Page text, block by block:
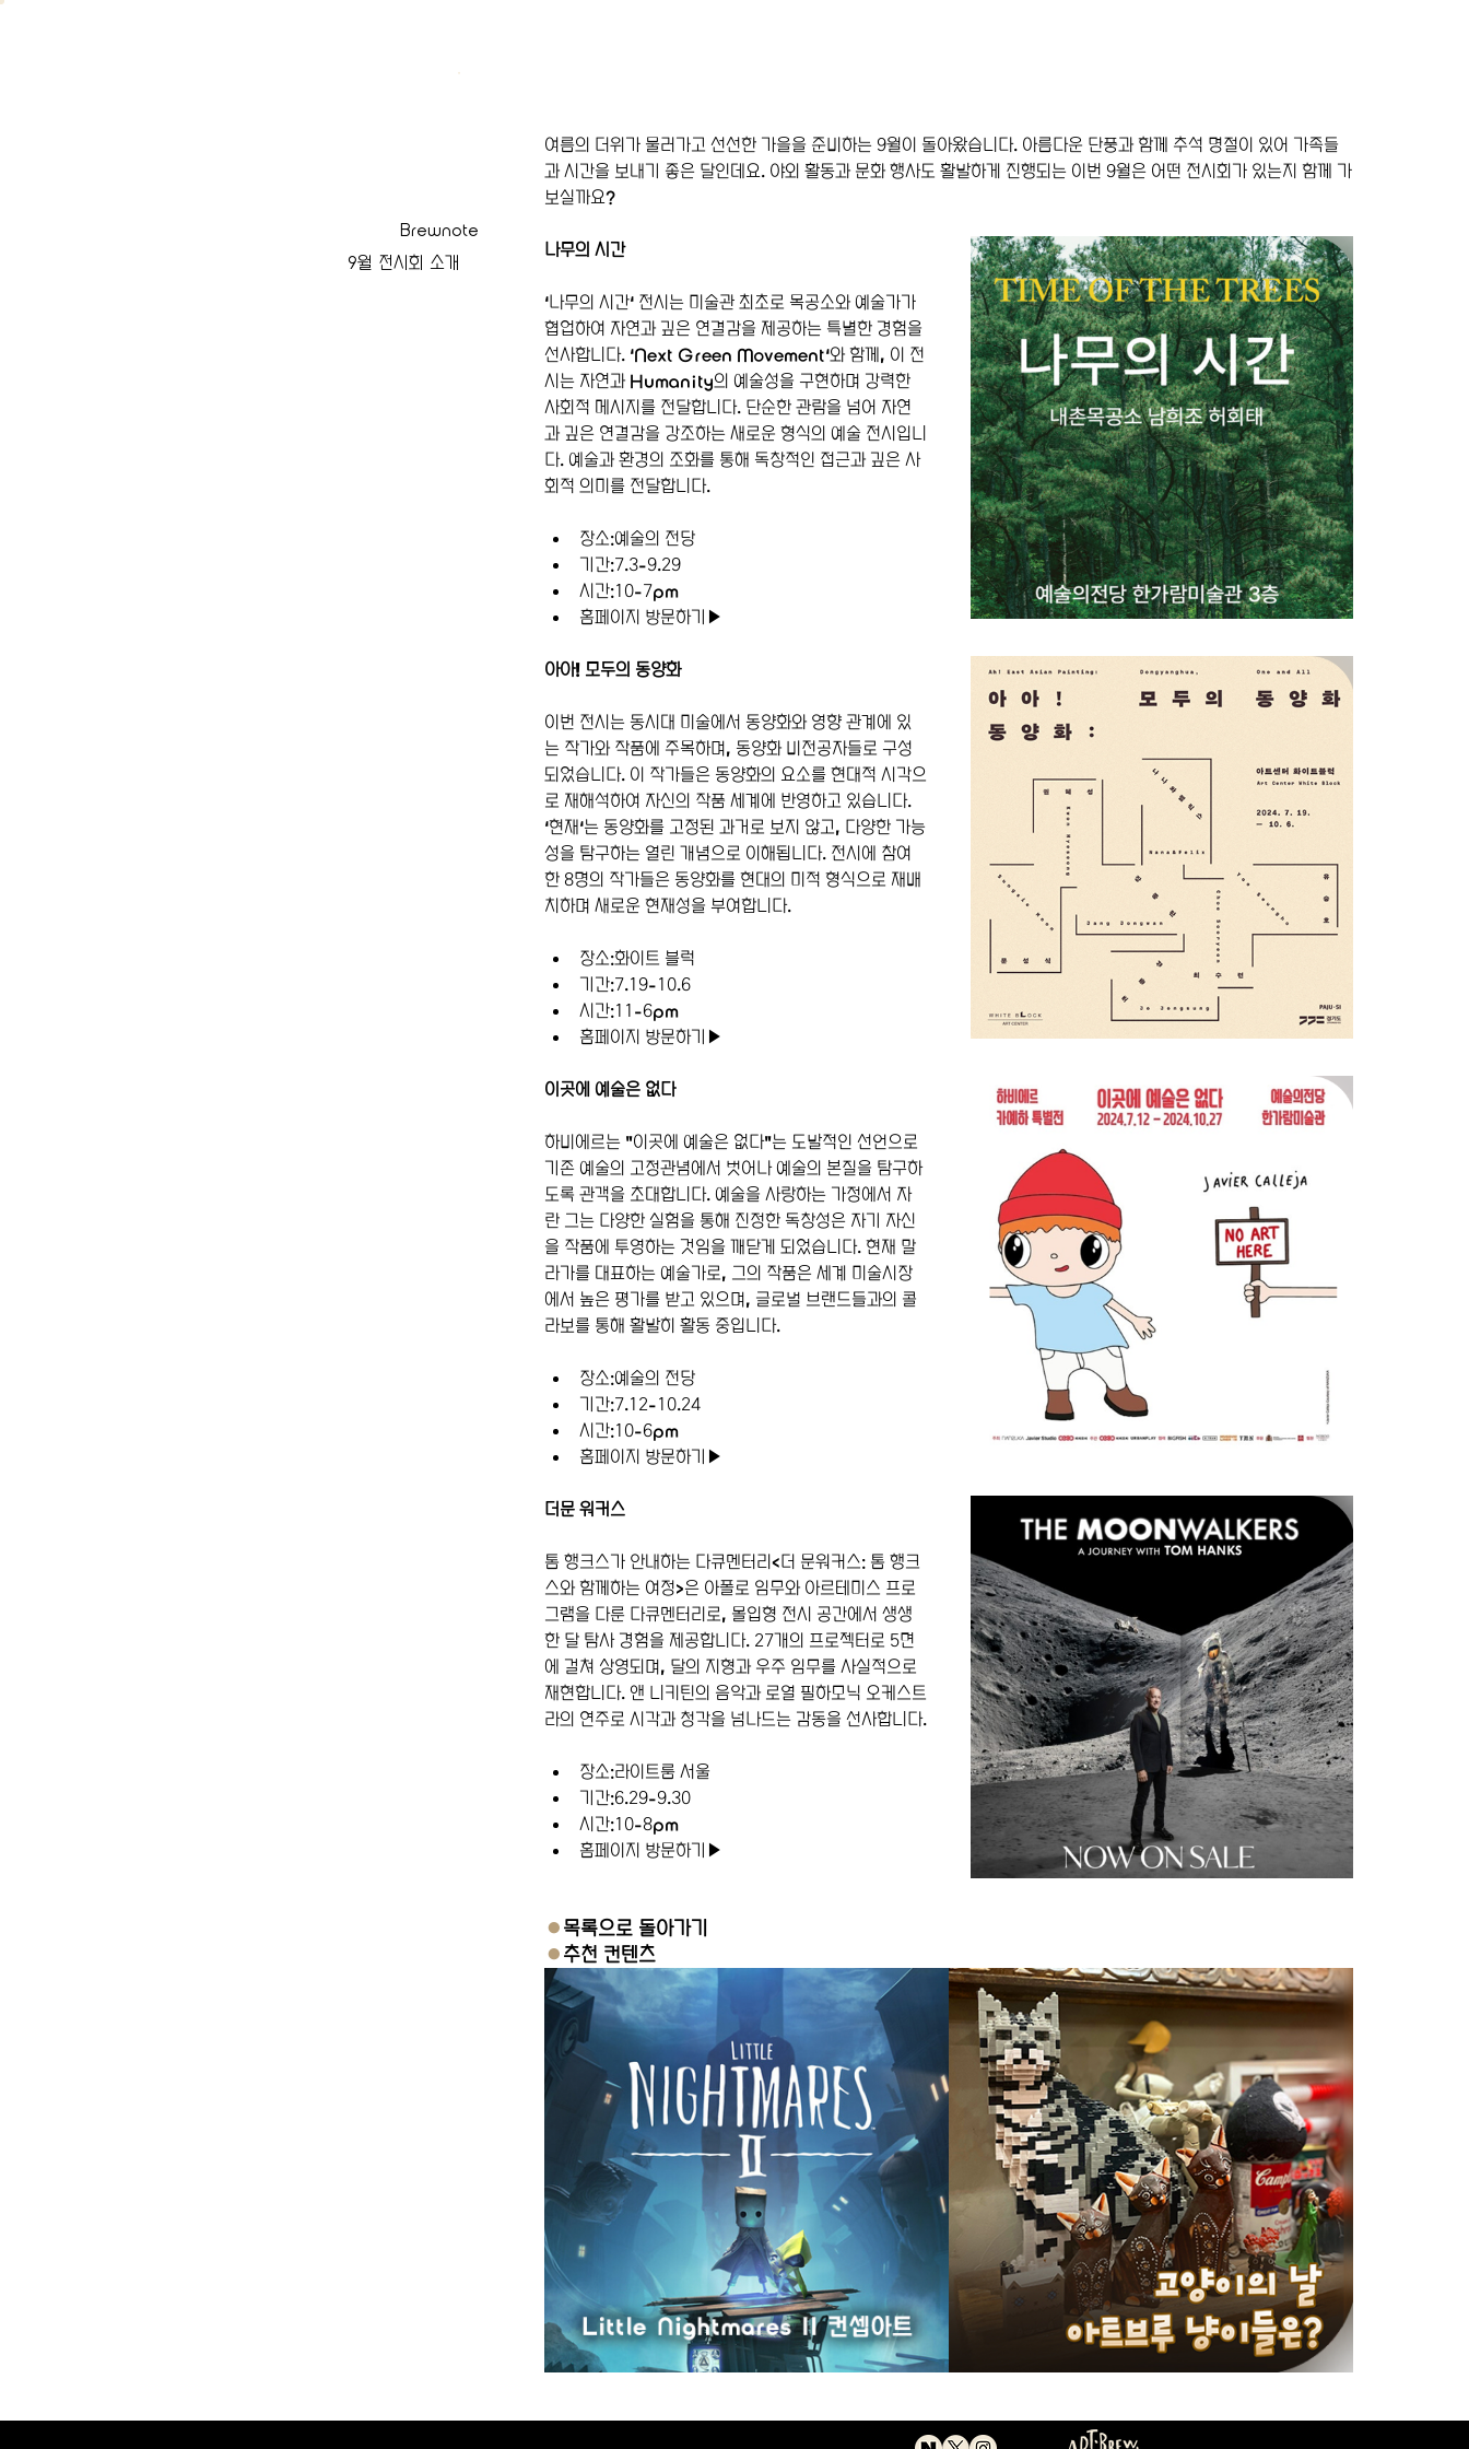
9월 전시회 소개
Brewnote
여름의 더위가 물러가고 선선한 가을을 준비하는 9월이 돌아왔습니다. 아름다운 단풍과 함께 추석 명절이 있어 가족들
과 시간을 보내기 좋은 달인데요. 야외 활동과 문화 행사도 활발하게 진행되는 이번 9월은 어떤 전시회가 있는지 함께 가
보실까요?
나무의 시간
'나무의 시간' 전시는 미술관 최초로 목공소와 예술가가
협업하여 자연과 깊은 연결감을 제공하는 특별한 경험을
선사합니다. 'Next Green Movement'와 함께, 이 전
시는 자연과 Humanity의 예술성을 구현하며 강력한
사회적 메시지를 전달합니다. 단순한 관람을 넘어 자연
과 깊은 연결감을 강조하는 새로운 형식의 예술 전시입니
다. 예술과 환경의 조화를 통해 독창적인 접근과 깊은 사
회적 의미를 전달합니다.
장소:예술의 전당
기간:7.3-9.29
시간:10-7pm
홈페이지 방문하기▶
아아! 모두의 동양화
이번 전시는 동시대 미술에서 동양화와 영향 관계에 있
는 작가와 작품에 주목하며, 동양화 비전공자들로 구성
되었습니다. 이 작가들은 동양화의 요소를 현대적 시각으
로 재해석하여 자신의 작품 세계에 반영하고 있습니다.
'현재'는 동양화를 고정된 과거로 보지 않고, 다양한 가능
성을 탐구하는 열린 개념으로 이해됩니다. 전시에 참여
한 8명의 작가들은 동양화를 현대의 미적 형식으로 재배
치하며 새로운 현재성을 부여합니다.
장소:화이트 블럭
기간:7.19-10.6
시간:11-6pm
홈페이지 방문하기▶
이곳에 예술은 없다
하비에르는 "이곳에 예술은 없다"는 도발적인 선언으로
기존 예술의 고정관념에서 벗어나 예술의 본질을 탐구하
도록 관객을 초대합니다. 예술을 사랑하는 가정에서 자
란 그는 다양한 실험을 통해 진정한 독창성은 자기 자신
을 작품에 투영하는 것임을 깨닫게 되었습니다. 현재 말
라가를 대표하는 예술가로, 그의 작품은 세계 미술시장
에서 높은 평가를 받고 있으며, 글로벌 브랜드들과의 콜
라보를 통해 활발히 활동 중입니다.
장소:예술의 전당
기간:7.12-10.24
시간:10-6pm
홈페이지 방문하기▶
더문 워커스
톰 행크스가 안내하는 다큐멘터리<더 문워커스: 톰 행크
스와 함께하는 여정>은 아폴로 임무와 아르테미스 프로
그램을 다룬 다큐멘터리로, 몰입형 전시 공간에서 생생
한 달 탐사 경험을 제공합니다. 27개의 프로젝터로 5면
에 걸쳐 상영되며, 달의 지형과 우주 임무를 사실적으로
재현합니다. 앤 니키틴의 음악과 로열 필하모닉 오케스트
라의 연주로 시각과 청각을 넘나드는 감동을 선사합니다.
장소:라이트룸 서울
기간:6.29-9.30
시간:10-8pm
홈페이지 방문하기▶
● 목록으로 돌아가기
● 추천 컨텐츠